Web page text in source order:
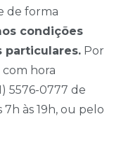
de forma
condições
particulares. Por
hora
5576-0777 de
às 19h, ou pelo